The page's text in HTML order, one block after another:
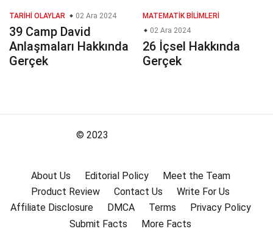
TARIHI OLAYLAR 02 Ara 2024
39 Camp David
Anlaşmaları Hakkında
Gerçek
MATEMATIK BILIMLERI
02 Ara 2024
26 İçsel Hakkında
Gerçek
© 2023
About Us Editorial Policy
Meet the Team
Product Review
Contact Us
Write For Us
Affiliate Disclosure
DMCA Terms
Privacy Policy
Submit Facts
More Facts